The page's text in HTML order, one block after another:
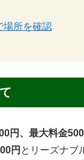
場所を確認
円、最大料金
円 とリーズナブ